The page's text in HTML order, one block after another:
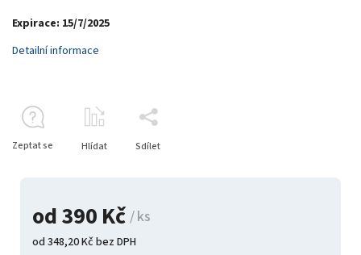
od390 Kč / ks
od348,20 Kčbez DPH
Expirace: 15/7/2025
Detailní informace
Zeptat se Hlídat Sdílet